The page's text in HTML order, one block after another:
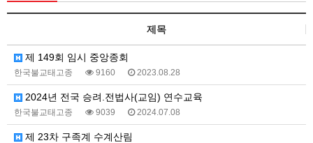
제목
제 149회 임시 중앙종회
한국불교태고종 9160 2023.08.28
2024년 전국 승려.전법사(교임) 연수교육
한국불교태고종 9039 2024.07.08
제 23차 구족계 수계산림